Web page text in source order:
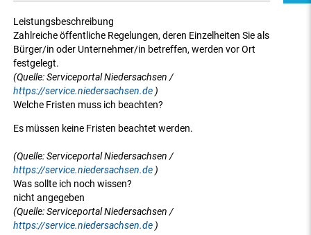
Leistungsbeschreibung
Zahlreiche öffentliche Regelungen, deren Einzelheiten Sie als
Bürger/in oder Unternehmer/in betreffen, werden vor Ort
festgelegt.
(Quelle: Serviceportal Niedersachsen /
https://service.niedersachsen.de )
Welche Fristen muss ich beachten?
Es müssen keine Fristen beachtet werden.
(Quelle: Serviceportal Niedersachsen /
https://service.niedersachsen.de )
Was sollte ich noch wissen?
nicht angegeben
(Quelle: Serviceportal Niedersachsen /
https://service.niedersachsen.de )